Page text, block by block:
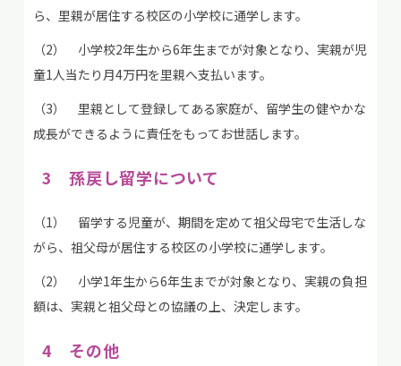
ら、里親が居住する校区の小学校に通学します。
（2） 小学校2年生から6年生までが対象となり、実親が児
童1人当たり月4万円を里親へ支払います。
（3） 里親として登録してある家庭が、留学生の健やかな
成長ができるように責任をもってお世話します。
3 孫戻し留学について
（1） 留学する児童が、期間を定めて祖父母宅で生活しな
がら、祖父母が居住する校区の小学校に通学します。
（2） 小学1年生から6年生までが対象となり、実親の負担
額は、実親と祖父母との協議の上、決定します。
4 その他